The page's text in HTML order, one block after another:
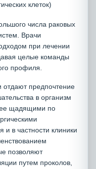
клеток)
числа раковых
Врачи
при лечении
целые команды
профиля.
отдают предпочтение
в организм
щадящими по
в частности клиники
позволяют
путем проколов,